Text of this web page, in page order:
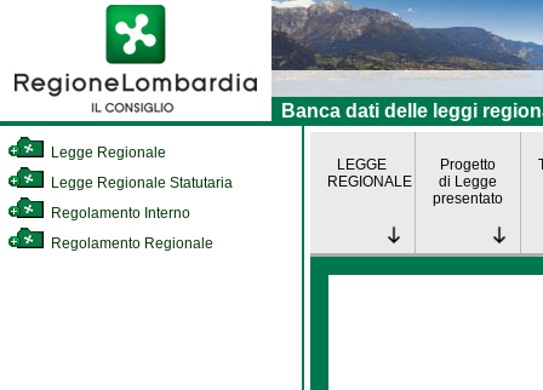
Banca dati delle leggi
Legge Regionale
Legge Regionale Statutaria
Regolamento Interno
Regolamento Regionale
LEGGE
REGIONALE
Progetto
di Legge
presentato